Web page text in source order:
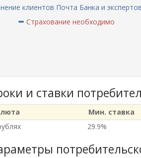
клиентов Почта Банка и
Страхование необходимо
и ставки
Мин. ставка
29.9%